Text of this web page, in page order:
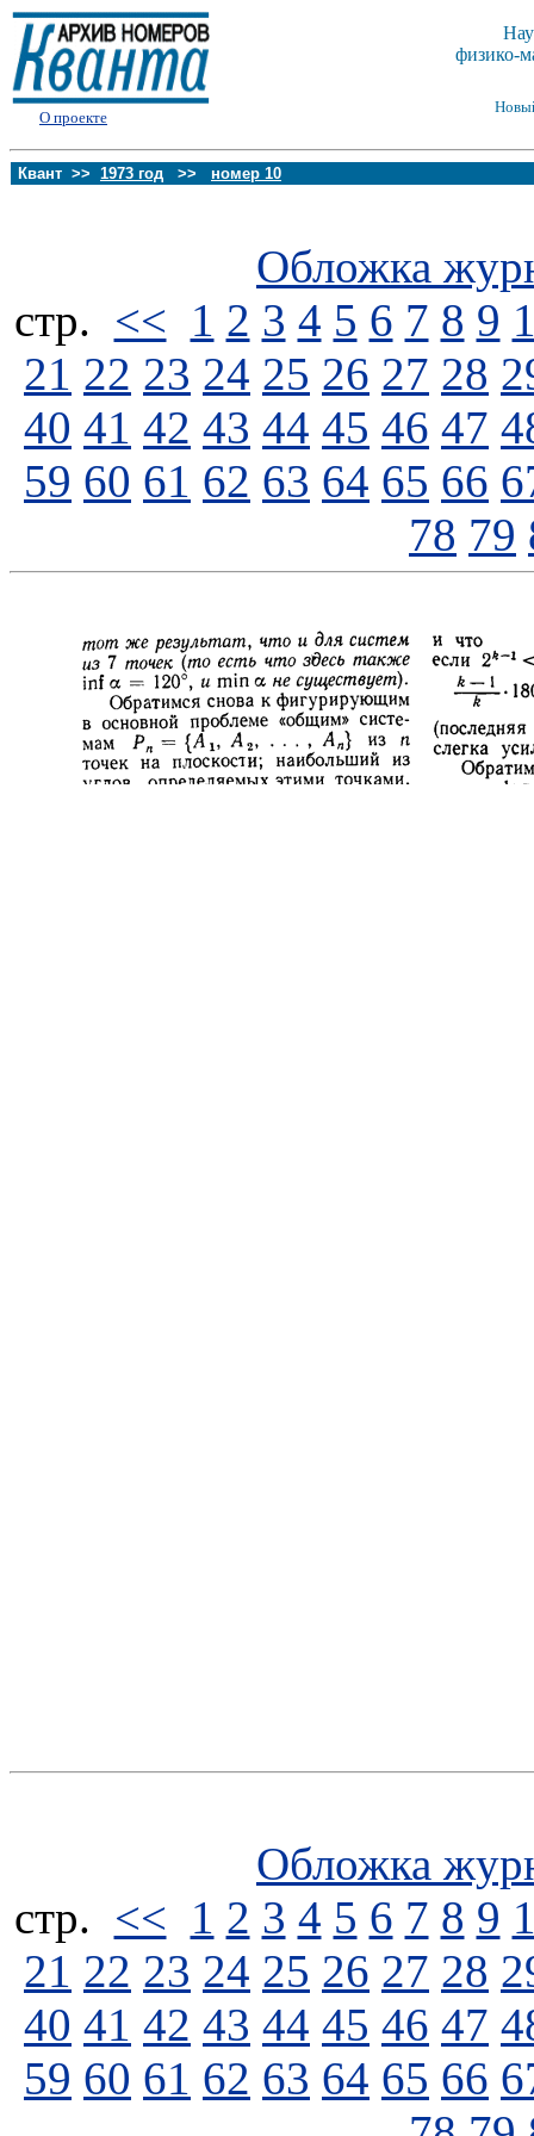
О проекте
физико-
Квант >> 1973 год >> номер 10
Обложка
стp. << 1 2 3 4 5 6 7 8 9
21 22 23 24 25 26 27 28
40 41 42 43 44 45 46 47
59 60 61 62 63 64 65 66
78 79
Обложка
стp. << 1 2 3 4 5 6 7 8 9
21 22 23 24 25 26 27 28
40 41 42 43 44 45 46 47
59 60 61 62 63 64 65 66